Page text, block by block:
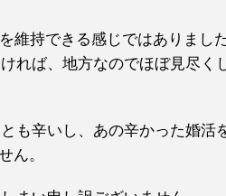
維持できる感じではありまし
れば、地方なのでほぼ見尽く
も辛いし、あの辛かった婚活
ん。